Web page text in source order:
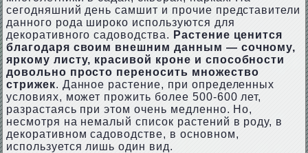
сегодняшний день самшит и прочие представители
данного рода широко используются для
декоративного садоводства. Растение ценится
благодаря своим внешним данным — сочному,
яркому листу, красивой кроне и способности
довольно просто переносить множество
стрижек. Данное растение, при определенных
условиях, может прожить более 500-600 лет,
разрастаясь при этом очень медленно. Но,
несмотря на немалый список растений в роду, в
декоративном садоводстве, в основном,
используется лишь один вид.